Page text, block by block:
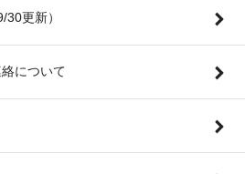
更新）
について